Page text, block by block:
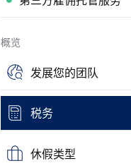
概览
发展您的团队
税务
休假类型